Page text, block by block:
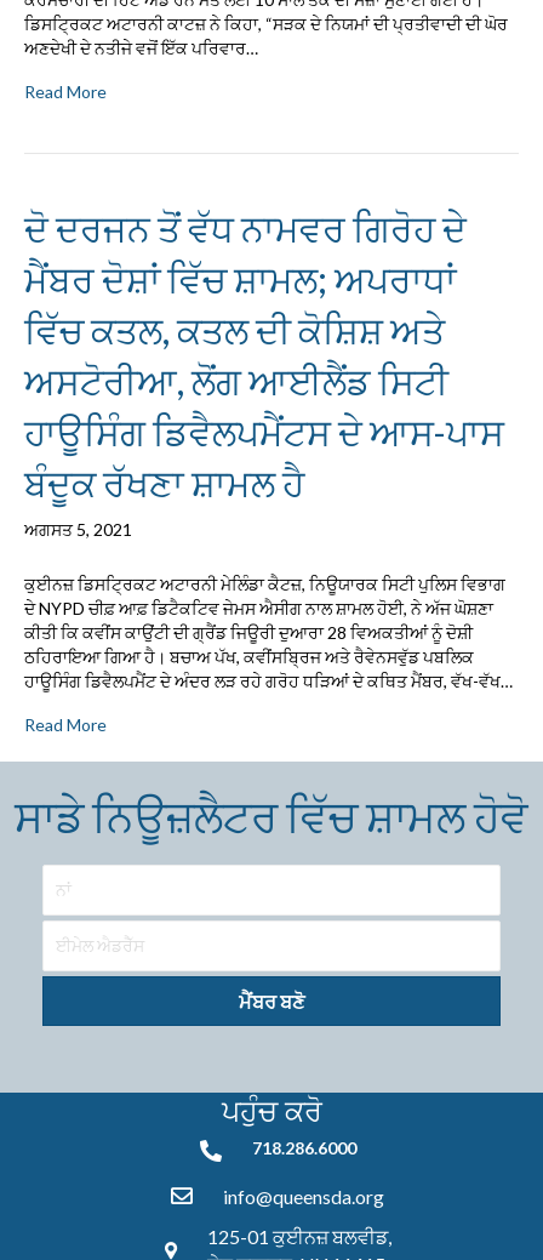
ਡਿਸਟ੍ਰਿਕਟ ਅਟਾਰਨੀ ਕਾਟਜ਼ ਨੇ ਕਿਹਾ, “ਸੜਕ ਦੇ ਨਿਯਮਾਂ ਦੀ ਪ੍ਰਤੀਵਾਦੀ ਦੀ ਘੋਰ
ਅਣਦੇਖੀ ਦੇ ਨਤੀਜੇ ਵਜੋਂ ਇੱਕ ਪਰਿਵਾਰ…
Read More
ਦੋ ਦਰਜਨ ਤੋਂ ਵੱਧ ਨਾਮਵਰ ਗਿਰੋਹ ਦੇ
ਮੈਂਬਰ ਦੋਸ਼ਾਂ ਵਿੱਚ ਸ਼ਾਮਲ; ਅਪਰਾਧਾਂ
ਵਿੱਚ ਕਤਲ, ਕਤਲ ਦੀ ਕੋਸ਼ਿਸ਼ ਅਤੇ
ਅਸਟੋਰੀਆ, ਲੋਂਗ ਆਈਲੈਂਡ ਸਿਟੀ
ਹਾਊਸਿੰਗ ਡਿਵੈਲਪਮੈਂਟਸ ਦੇ ਆਸ-ਪਾਸ
ਬੰਦੂਕ ਰੱਖਣਾ ਸ਼ਾਮਲ ਹੈ
ਅਗਸਤ 5, 2021
ਕੁਈਨਜ਼ ਡਿਸਟ੍ਰਿਕਟ ਅਟਾਰਨੀ ਮੇਲਿੰਡਾ ਕੈਟਜ਼, ਨਿਊਯਾਰਕ ਸਿਟੀ ਪੁਲਿਸ ਵਿਭਾਗ
ਦੇ NYPD ਚੀਫ਼ ਆਫ਼ ਡਿਟੈਕਟਿਵ ਜੇਮਸ ਐਸੀਗ ਨਾਲ ਸ਼ਾਮਲ ਹੋਈ, ਨੇ ਅੱਜ ਘੋਸ਼ਣਾ
ਕੀਤੀ ਕਿ ਕਵੀਂਸ ਕਾਉਂਟੀ ਦੀ ਗ੍ਰੈਂਡ ਜਿਊਰੀ ਦੁਆਰਾ 28 ਵਿਅਕਤੀਆਂ ਨੂੰ ਦੋਸ਼ੀ
ਠਹਿਰਾਇਆ ਗਿਆ ਹੈ। ਬਚਾਅ ਪੱਖ, ਕਵੀਂਸਬ੍ਰਿਜ ਅਤੇ ਰੈਵੇਨਸਵੁੱਡ ਪਬਲਿਕ
ਹਾਊਸਿੰਗ ਡਿਵੈਲਪਮੈਂਟ ਦੇ ਅੰਦਰ ਲੜ ਰਹੇ ਗਰੋਹ ਧੜਿਆਂ ਦੇ ਕਥਿਤ ਮੈਂਬਰ, ਵੱਖ-ਵੱਖ…
Read More
ਸਾਡੇ ਨਿਊਜ਼ਲੈਟਰ ਵਿੱਚ ਸ਼ਾਮਲ ਹੋਵੋ
ਮੈਂਬਰ ਬਣੋ
ਪਹੁੰਚ ਕਰੋ
718.286.6000718.286.6000
info@queensda.org
125-01 ਕੁਈਨਜ਼ ਬਲਵੀਡ,